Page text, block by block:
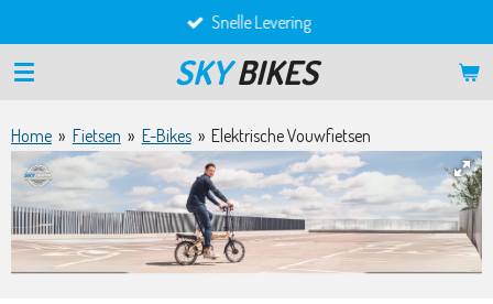
direct
naar
hoofdinhoud
SKY BIKES
Snelle Levering
Home » Fietsen » E-Bikes » Elektrische Vouwfietsen